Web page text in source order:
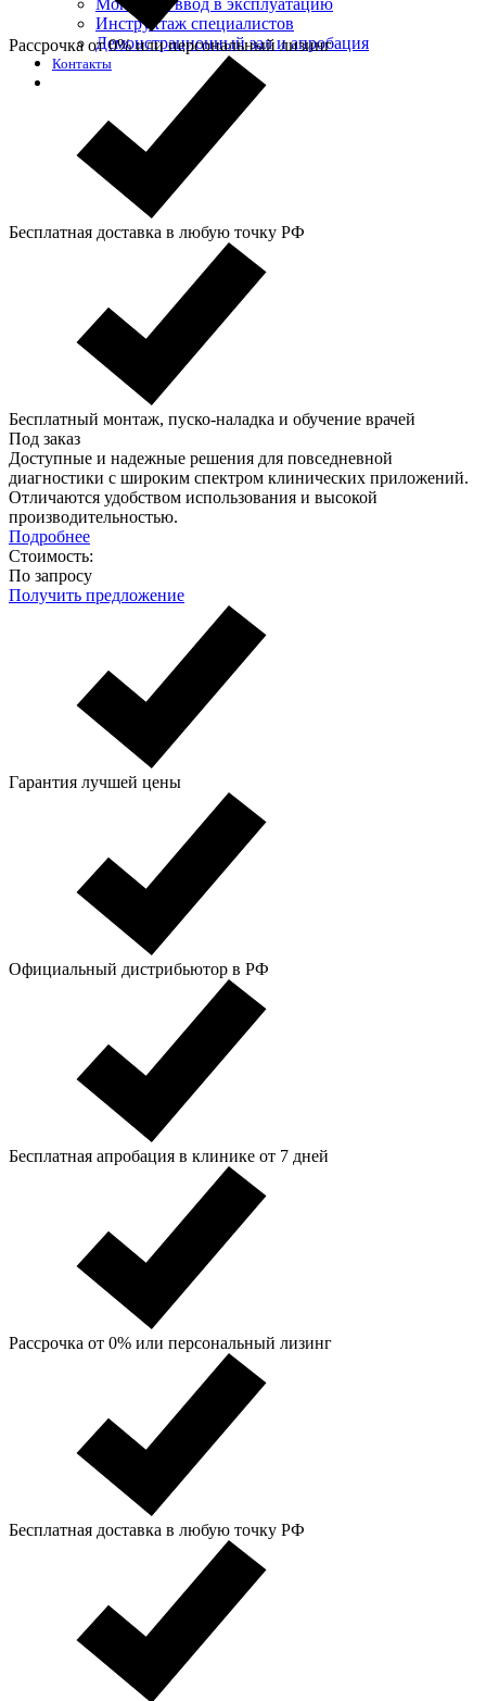
Монтаж и ввод в эксплуатацию
Инструктаж специалистов
Демонстрационный зал и апробация
Контакты
Рассрочка от 0% или персональный лизинг
Бесплатная доставка в любую точку РФ
Бесплатный монтаж, пуско-наладка и обучение врачей
Под заказ
Доступные и надежные решения для повседневной
диагностики с широким спектром клинических приложений.
Отличаются удобством использования и высокой
производительностью.
Подробнее
Стоимость:
По запросу
Получить предложение
Гарантия лучшей цены
Официальный дистрибьютор в РФ
Бесплатная апробация в клинике от 7 дней
Рассрочка от 0% или персональный лизинг
Бесплатная доставка в любую точку РФ